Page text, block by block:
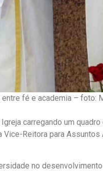
fé e academia – foto:
carregando um
Reitora para
no